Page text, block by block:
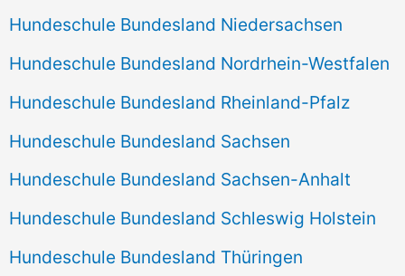
Hundeschule Bundesland Niedersachsen
Hundeschule Bundesland Nordrhein-Westfalen
Hundeschule Bundesland Rheinland-Pfalz
Hundeschule Bundesland Sachsen
Hundeschule Bundesland Sachsen-Anhalt
Hundeschule Bundesland Schleswig Holstein
Hundeschule Bundesland Thüringen